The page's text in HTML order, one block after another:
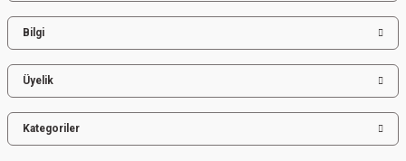
Bilgi
Üyelik
Kategoriler